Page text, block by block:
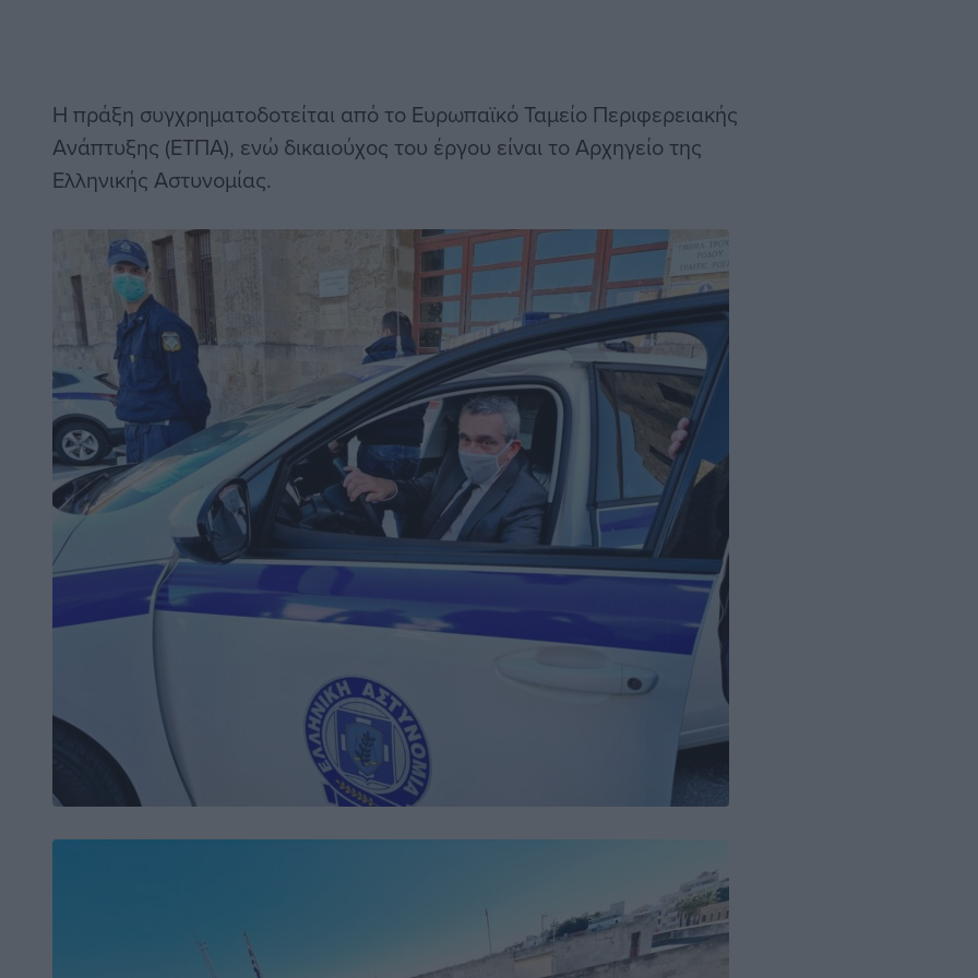
Η πράξη συγχρηματοδοτείται από το Ευρωπαϊκό Ταμείο Περιφερειακής
Ανάπτυξης (ΕΤΠΑ), ενώ δικαιούχος του έργου είναι το Αρχηγείο της
Ελληνικής Αστυνομίας.